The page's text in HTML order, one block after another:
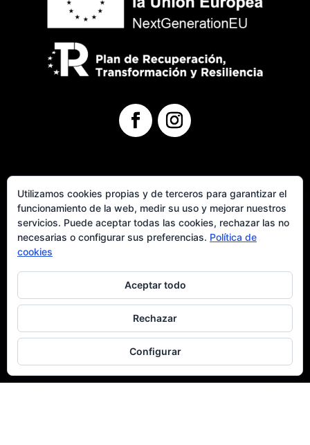
Aviso Legal y Política de Privacidad
Utilizamos cookies propias y de terceros para garantizar el
funcionamiento de la web, medir su uso y mejorar nuestros
servicios. Puede aceptar todas las cookies, rechazar las no
necesarias o configurar sus preferencias. Política de
cookies
Aceptar todo
Rechazar
Configurar